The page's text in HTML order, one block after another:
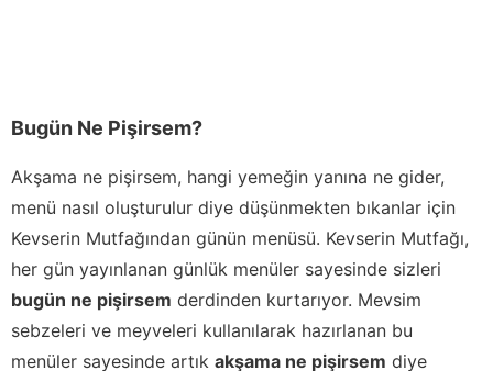
Bugün Ne Pişirsem?
Akşama ne pişirsem, hangi yemeğin yanına ne gider,
menü nasıl oluşturulur diye düşünmekten bıkanlar için
Kevserin Mutfağından günün menüsü. Kevserin Mutfağı,
her gün yayınlanan günlük menüler sayesinde sizleri
bugün ne pişirsem derdinden kurtarıyor. Mevsim
sebzeleri ve meyveleri kullanılarak hazırlanan bu
menüler sayesinde artık akşama ne pişirsem diye